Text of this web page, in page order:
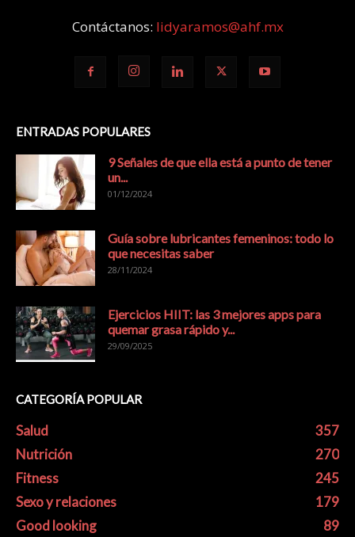
Contáctanos: lidyaramos@ahf.mx
ENTRADAS POPULARES
9 Señales de que ella está a punto de tener
un...
01/12/2024
Guía sobre lubricantes femeninos: todo lo
que necesitas saber
28/11/2024
Ejercicios HIIT: las 3 mejores apps para
quemar grasa rápido y...
29/09/2025
CATEGORÍA POPULAR
Salud
357
Nutrición
270
Fitness
245
Sexo y relaciones
179
Good looking
89